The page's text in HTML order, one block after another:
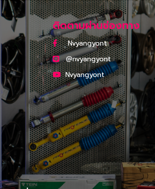
ติดตามผ่านช่องทาง
Nvyangyont
@nvyangyont
Nvyangyont